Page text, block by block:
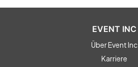
EVENT INC
Über Event Inc
Karriere